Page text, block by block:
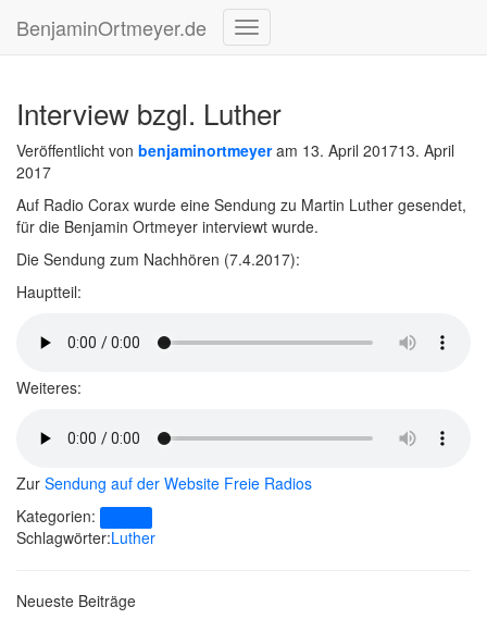
BenjaminOrtmeyer.de
Navigation
Interview bzgl. Luther
Veröffentlicht von benjaminortmeyeram 13. April 201713. April
2017
Auf Radio Corax wurde eine Sendung zu Martin Luther gesendet,
für die Benjamin Ortmeyer interviewt wurde.
Die Sendung zum Nachhören (7.4.2017):
Hauptteil:
Weiteres:
Zur Sendung auf der Website Freie Radios
Kategorien:
Schlagwörter:Luther
Neueste Beiträge